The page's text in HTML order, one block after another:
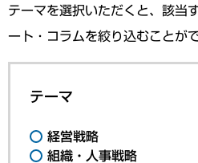
テーマを選択いただくと、該当
ート・コラムを絞り込むことが
テーマ
経営戦略
組織・人事戦略